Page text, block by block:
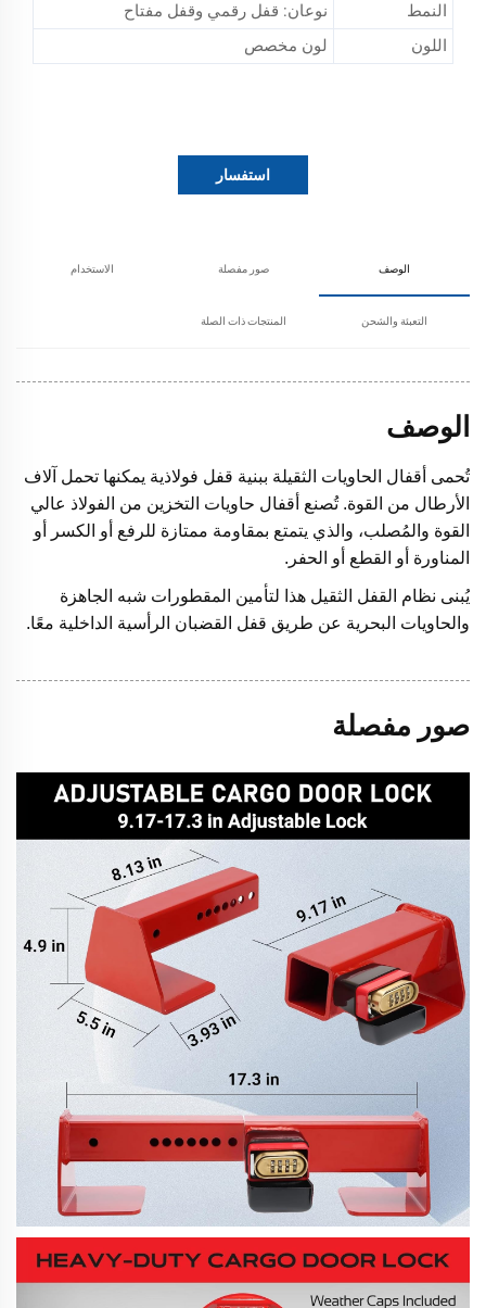
النمط
نوعان: قفل رقمي وقفل مفتاح
اللون
لون مخصص
استفسار
الوصف صور مفصلة الاستخدام
التعبئة والشحن المنتجات ذات الصلة
الوصف
تُحمى أقفال الحاويات الثقيلة ببنية قفل فولاذية يمكنها تحمل آلاف
الأرطال من القوة. تُصنع أقفال حاويات التخزين من الفولاذ عالي
القوة والمُصلب، والذي يتمتع بمقاومة ممتازة للرفع أو الكسر أو
المناورة أو القطع أو الحفر.
يُبنى نظام القفل الثقيل هذا لتأمين المقطورات شبه الجاهزة
والحاويات البحرية عن طريق قفل القضبان الرأسية الداخلية معًا.
صور مفصلة